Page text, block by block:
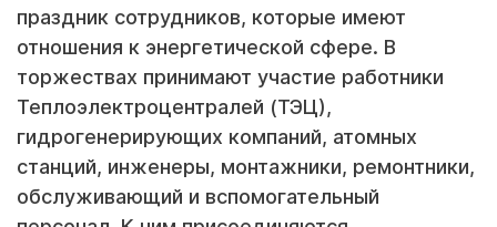
праздник сотрудников, которые имеют
отношения к энергетической сфере. В
торжествах принимают участие работники
Теплоэлектроцентралей (ТЭЦ),
гидрогенерирующих компаний, атомных
станций, инженеры, монтажники, ремонтники,
обслуживающий и вспомогательный